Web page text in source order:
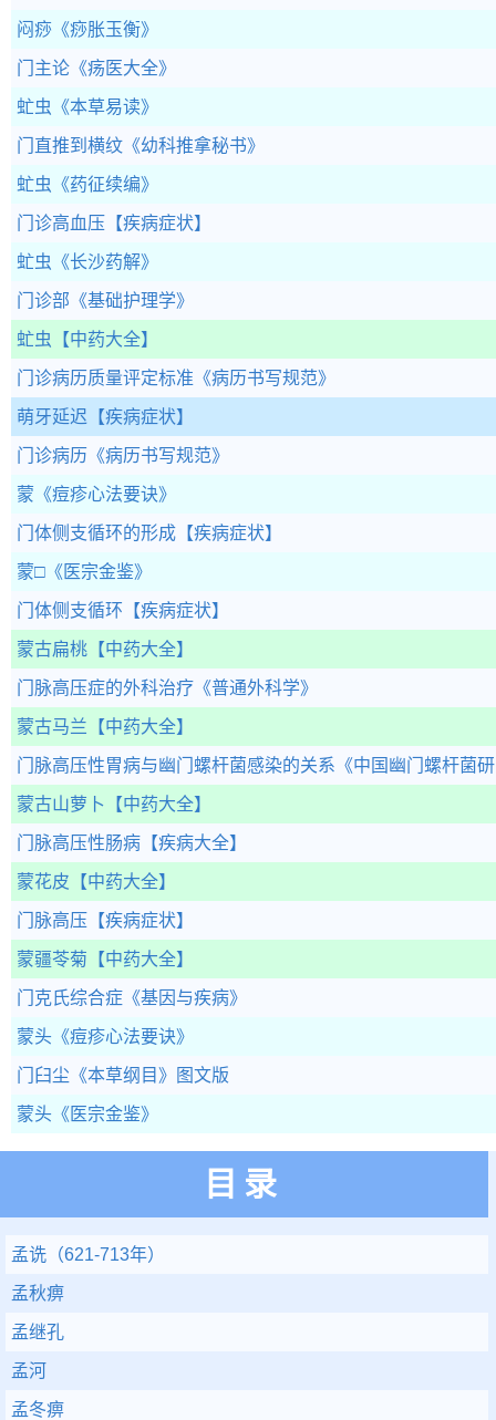
闷痧 《痧胀玉衡》
门主论 《疡医大全》
虻虫 《本草易读》
门直推到横纹 《幼科推拿秘书》
虻虫 《药征续编》
门诊高血压 【疾病症状】
虻虫 《长沙药解》
门诊部 《基础护理学》
虻虫 【中药大全】
门诊病历质量评定标准 《病历书写规范》
萌牙延迟 【疾病症状】
门诊病历 《病历书写规范》
蒙 《痘疹心法要诀》
门体侧支循环的形成 【疾病症状】
蒙□ 《医宗金鉴》
门体侧支循环 【疾病症状】
蒙古扁桃 【中药大全】
门脉高压症的外科治疗 《普通外科学》
蒙古马兰 【中药大全】
门脉高压性胃病与幽门螺杆菌感染的关系 《中国幽门螺杆菌
蒙古山萝卜 【中药大全】
门脉高压性肠病 【疾病大全】
蒙花皮 【中药大全】
门脉高压 【疾病症状】
蒙疆苓菊 【中药大全】
门克氏综合症 《基因与疾病》
蒙头 《痘疹心法要诀》
门臼尘 《本草纲目》图文版
蒙头 《医宗金鉴》
目录
孟诜（621-713年）
孟秋痹
孟继孔
孟河
孟冬痹